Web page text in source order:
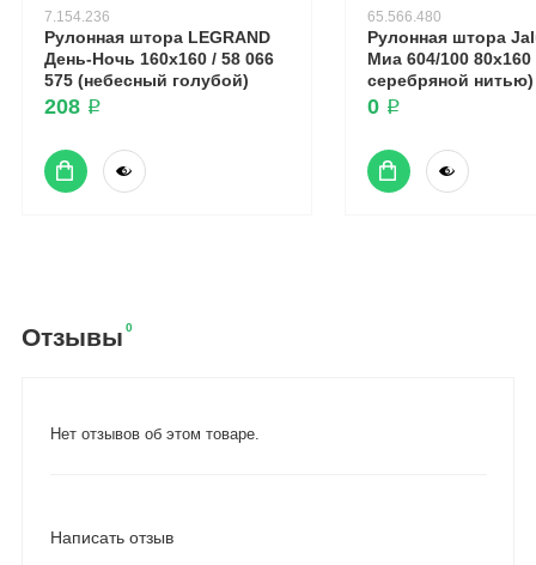
7.154.236
Рулонная штора LEGRAND
День-Ночь 160x160 / 58 066
575 (небесный голубой)
208 ₽
65.566.480
Рулонная штора
Миа 604/100
серебряной нитью)
0 ₽
Отзывы 0
Нет отзывов об этом товаре.
Написать отзыв